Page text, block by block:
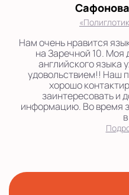
Нам очень нравится
на Заречной 10. Моя
английского языка
удовольствием!! Наш
хорошо
заинтересовать и
информацию. Во время